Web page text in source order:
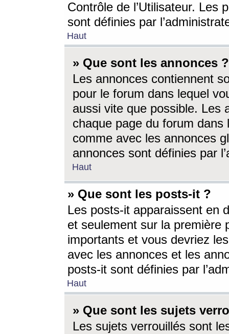
Contrôle de l’Utilisateur. Les
sont définies par
Haut
» Que sont les annonces ?
Les annonces contiennent
pour le forum dans lequel
aussi vite que possible. Les
chaque page du forum dans
comme avec les annonces
annonces sont définies par
Haut
» Que sont les posts-it ?
Les posts-it apparaissent en
et seulement sur la première
importants et vous devriez
avec les annonces et les
posts-it sont définies par
Haut
» Que sont les sujets
Les sujets verrouillés sont